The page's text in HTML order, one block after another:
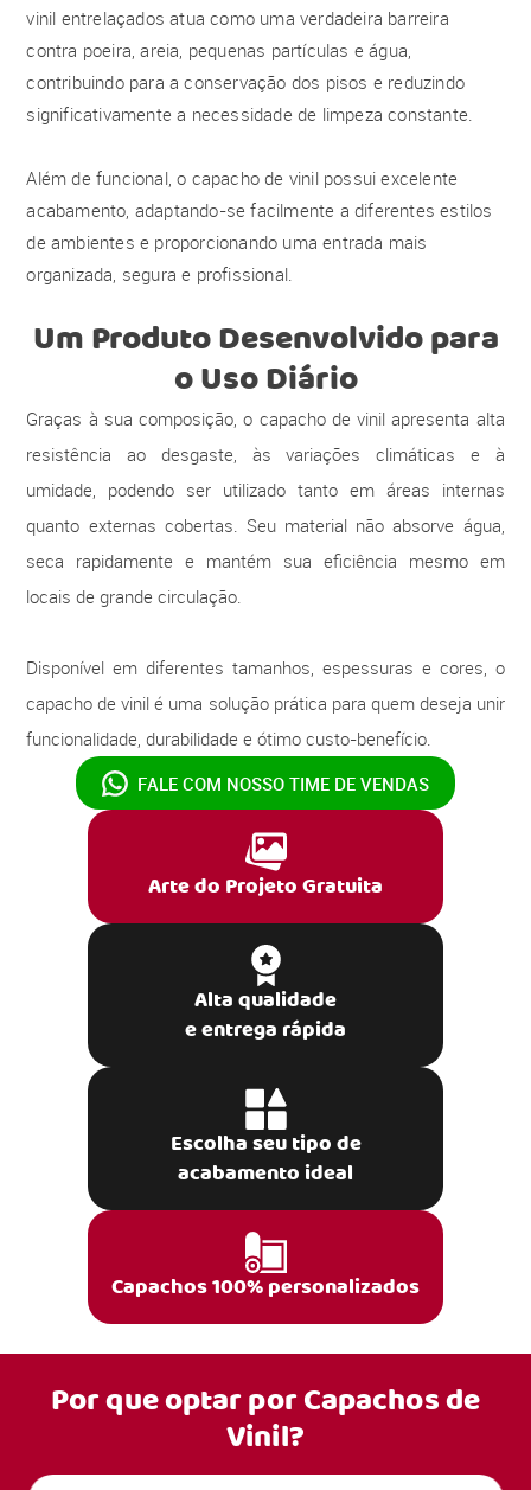
vinil entrelaçados atua como uma verdadeira barreira
contra poeira, areia, pequenas partículas e água,
contribuindo para a conservação dos pisos e reduzindo
significativamente a necessidade de limpeza constante.
Além de funcional, o capacho de vinil possui excelente
acabamento, adaptando-se facilmente a diferentes estilos
de ambientes e proporcionando uma entrada mais
organizada, segura e profissional.
Um Produto Desenvolvido para
o Uso Diário
Graças à sua composição, o capacho de vinil apresenta alta
resistência ao desgaste, às variações climáticas e à
umidade, podendo ser utilizado tanto em áreas internas
quanto externas cobertas. Seu material não absorve água,
seca rapidamente e mantém sua eficiência mesmo em
locais de grande circulação.
Disponível em diferentes tamanhos, espessuras e cores, o
capacho de vinil é uma solução prática para quem deseja unir
funcionalidade, durabilidade e ótimo custo-benefício.
FALE COM NOSSO TIME DE VENDAS
Arte do Projeto Gratuita
Alta qualidade
e entrega rápida
Escolha seu tipo de
acabamento ideal
Capachos 100% personalizados
Por que optar porCapachos de
Vinil?